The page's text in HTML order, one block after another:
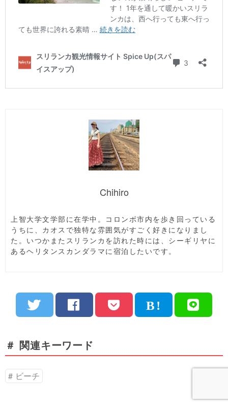
Chihiro
上智大学文学部に在学中。コロンボ市内を歩き回っている
うちに、カオスで独特な雰囲気がすごく好きになりまし
た。いつかまたスリランカを訪れた時には、シーギリヤに
あるヘリタンスカンダラマに宿泊したいです。
＃ 関連キーワード
ビーチ